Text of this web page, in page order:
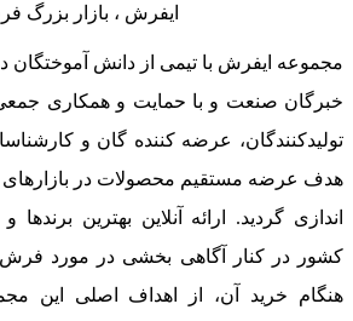
ایفرش ، بازار بزرگ
مجموعه ایفرش با تیمی از دانش آموختگان
خبرگان صنعت و با حمایت و همکاری جمعی
تولیدکنندگان، عرضه کننده گان و
هدف عرضه مستقیم محصولات در بازارهای
اندازی گردید. ارائه آنلاین بهترین
کشور در کنار آگاهی بخشی در مورد فرش
هنگام خرید آن، از اهداف اصلی این